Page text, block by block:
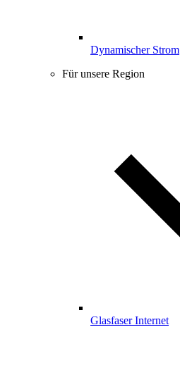
Dynamischer Strom
Für unsere Region
Glasfaser Internet